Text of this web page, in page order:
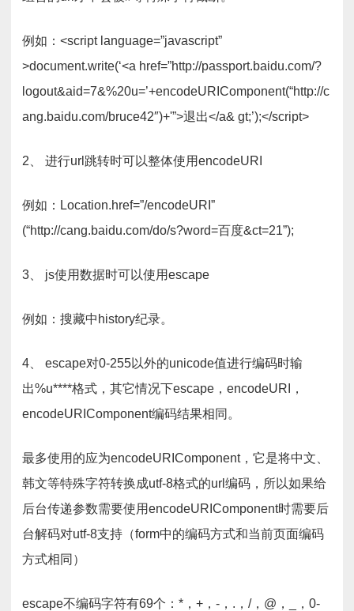
例如：<script language=”javascript”
>document.write(‘<a href=”http://passport.baidu.com/?
logout&aid=7&%20u=’+encodeURIComponent(“http://c
ang.baidu.com/bruce42″)+'”>退出</a& gt;’);</script>
2、 进行url跳转时可以整体使用encodeURI
例如：Location.href=”/encodeURI”
(“http://cang.baidu.com/do/s?word=百度&ct=21”);
3、 js使用数据时可以使用escape
例如：搜藏中history纪录。
4、 escape对0-255以外的unicode值进行编码时输
出%u****格式，其它情况下escape，encodeURI，
encodeURIComponent编码结果相同。
最多使用的应为encodeURIComponent，它是将中文、
韩文等特殊字符转换成utf-8格式的url编码，所以如果给
后台传递参数需要使用encodeURIComponent时需要后
台解码对utf-8支持（form中的编码方式和当前页面编码
方式相同）
escape不编码字符有69个：*，+，-，.，/，@，_，0-